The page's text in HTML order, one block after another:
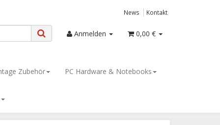
News Kontakt
Anmelden 0,00 €
Zubehör PC Hardware & Notebooks